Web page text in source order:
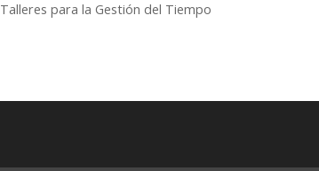
Talleres para la Gestión del Tiempo